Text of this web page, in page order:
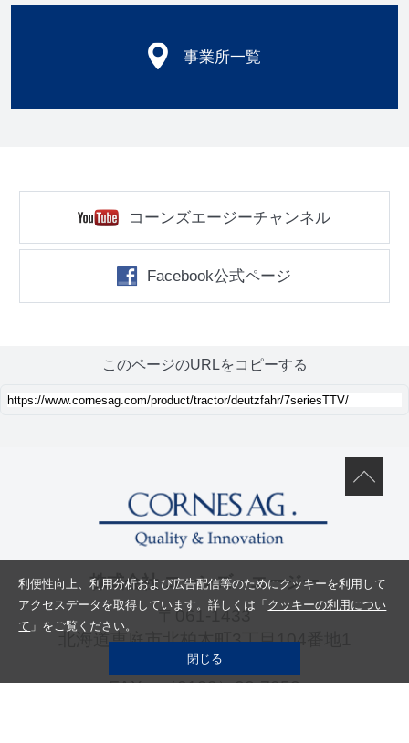
事業所一覧
コーンズエージーチャンネル
Facebook公式ページ
このページのURLをコピーする
株式会社 コーンズ・エージー
〒061-1433
北海道恵庭市北柏木町3丁目104番地1
（0123）32-1452
FAX：（0123）32-7052
利便性向上、利用分析および広告配信等のためにクッキーを利用して
アクセスデータを取得しています。詳しくは「 クッキーの利用につい
て 」をご覧ください。
閉じる